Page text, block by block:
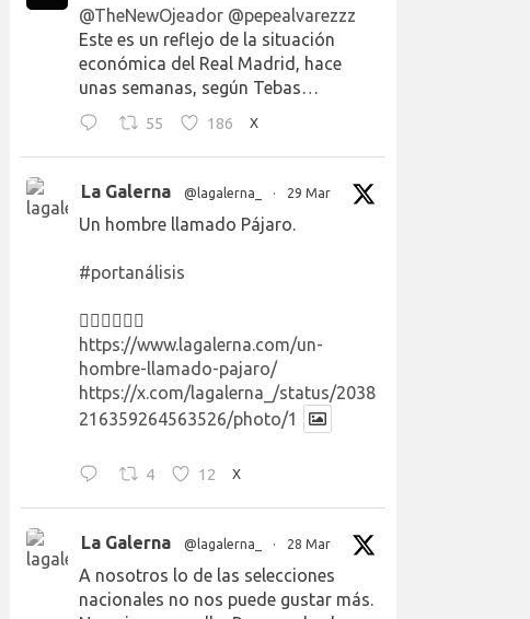
@TheNewOjeador @pepealvarezzz
Este es un reflejo de la situación
económica del Real Madrid, hace
unas semanas, según Tebas…
55 186 X
La Galerna @lagalerna_ · 29 Mar
Un hombre llamado Pájaro.
#portanálisis
👉🏻👉🏻👉🏻
https://www.lagalerna.com/un-
hombre-llamado-pajaro/
https://x.com/lagalerna_/status/2038
216359264563526/photo/1
4 12 X
La Galerna @lagalerna_ · 28 Mar
A nosotros lo de las selecciones
nacionales no nos puede gustar más.